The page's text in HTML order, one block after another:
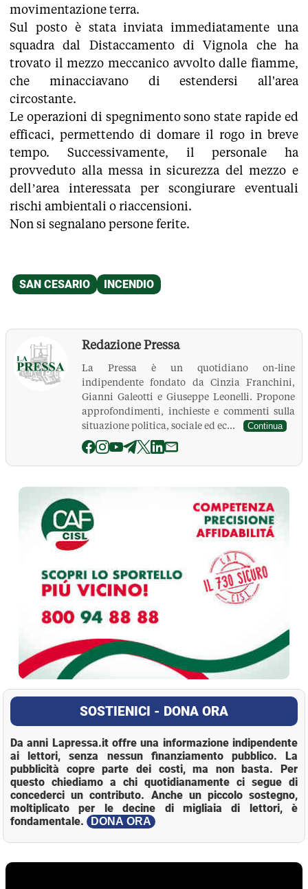
movimentazione terra.
​Sul posto è stata inviata immediatamente una
squadra dal Distaccamento di Vignola che ha
trovato il mezzo meccanico avvolto dalle fiamme,
che minacciavano di estendersi all'area
circostante.
​Le operazioni di spegnimento sono state rapide ed
efficaci, permettendo di domare il rogo in breve
tempo. Successivamente, il personale ha
provveduto alla messa in sicurezza del mezzo e
dell’area interessata per scongiurare eventuali
rischi ambientali o riaccensioni.
​Non si segnalano persone ferite.
Redazione Pressa
La Pressa è un quotidiano on-line
indipendente fondato da Cinzia Franchini,
Gianni Galeotti e Giuseppe Leonelli. Propone
approfondimenti, inchieste e commenti sulla
situazione politica, sociale ed ec...
Continua
La Pressa
SOSTIENICI - DONA ORA
Da anni Lapressa.it offre una informazione indipendente
ai lettori, senza nessun finanziamento pubblico. La
pubblicità copre parte dei costi, ma non basta. Per
questo chiediamo a chi quotidianamente ci segue di
concederci un contributo. Anche un piccolo sostegno,
moltiplicato per le decine di migliaia di lettori, è
fondamentale.
DONA ORA